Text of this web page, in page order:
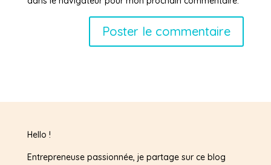
Hello !
Entrepreneuse passionnée, je partage sur ce blog